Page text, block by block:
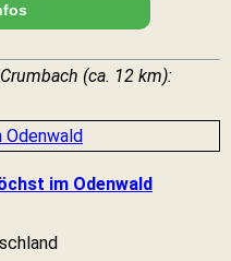
(ca. 12 km):
im Odenwald